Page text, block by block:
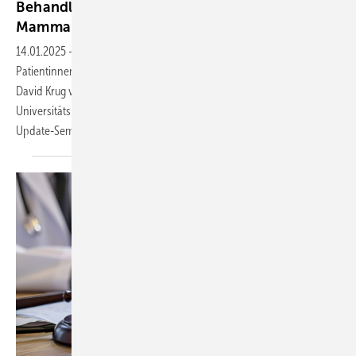
Behandlung von Hirnmetastasen beim
Mammakarzinom
14.01.2025 -
Patientinnen mit Hirnmetastasen beim Mammakarzinom berichtete
David Krug von der Klinik für Strahlentherapie und Radioonkologie am
Universitätsklinikum Hamburg-Eppendorf auf dem 8. Radioonkologie-
Update-Seminar am 15. und 16. November 2024 in